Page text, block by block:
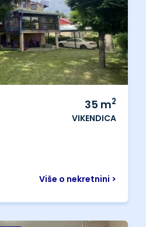
35 m2
VIKENDICA
Više o nekretnini >